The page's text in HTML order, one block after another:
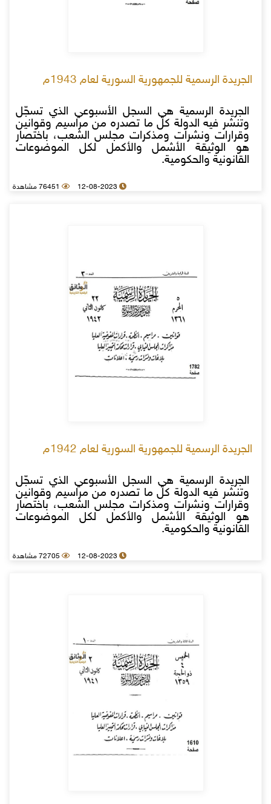
الجريدة الرسمية للجمهورية السورية لعام 1943م
الجريدة الرسمية هي السجل الأسبوعي الذي تسجّل
وتنشر فيه الدولة كل ما تصدره من مراسيم وقوانين
وقرارات ونشرات ومذكرات مجلس الشعب، باختصار
هو الوثيقة الأشمل والأكمل لكل الموضوعات
القانونية والحكومية.
12-08-2023 76451 مشاهدة
الجريدة الرسمية للجمهورية السورية لعام 1942م
الجريدة الرسمية هي السجل الأسبوعي الذي تسجّل
وتنشر فيه الدولة كل ما تصدره من مراسيم وقوانين
وقرارات ونشرات ومذكرات مجلس الشعب، باختصار
هو الوثيقة الأشمل والأكمل لكل الموضوعات
القانونية والحكومية.
12-08-2023 72705 مشاهدة